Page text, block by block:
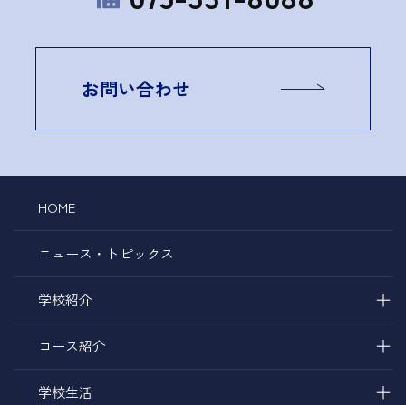
お問い合わせ
HOME
ニュース・トピックス
学校紹介 ＋
コース紹介 ＋
学校生活 ＋